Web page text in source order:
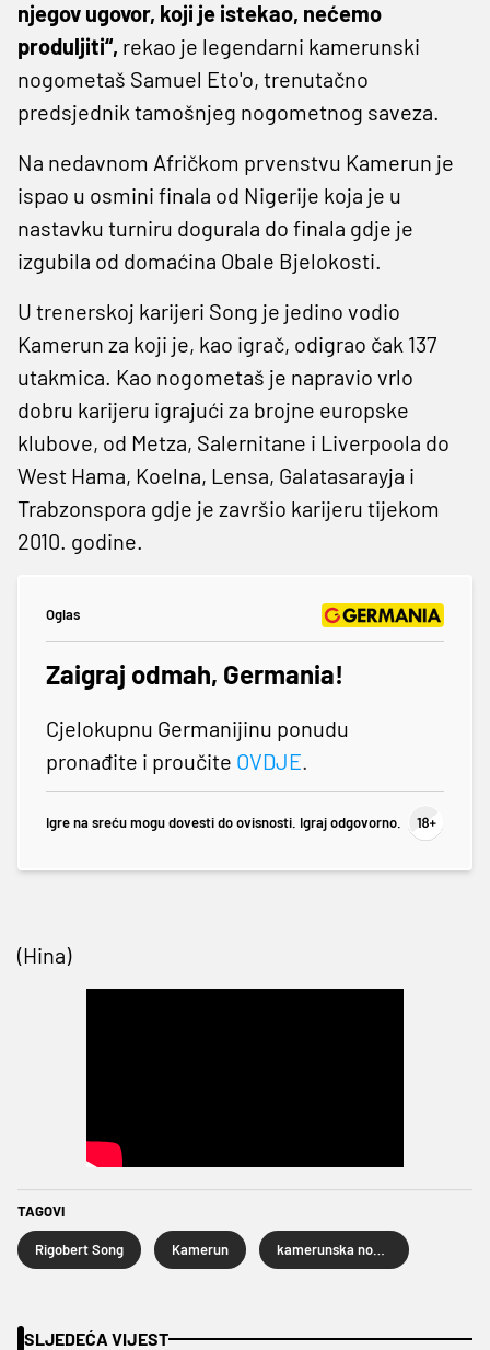
njegov ugovor, koji je istekao, nećemo
produljiti“, rekao je legendarni kamerunski
nogometaš Samuel Eto'o, trenutačno
predsjednik tamošnjeg nogometnog saveza.
Na nedavnom Afričkom prvenstvu Kamerun je
ispao u osmini finala od Nigerije koja je u
nastavku turniru dogurala do finala gdje je
izgubila od domaćina Obale Bjelokosti.
U trenerskoj karijeri Song je jedino vodio
Kamerun za koji je, kao igrač, odigrao čak 137
utakmica. Kao nogometaš je napravio vrlo
dobru karijeru igrajući za brojne europske
klubove, od Metza, Salernitane i Liverpoola do
West Hama, Koelna, Lensa, Galatasarayja i
Trabzonspora gdje je završio karijeru tijekom
2010. godine.
Oglas
Zaigraj odmah, Germania!
Cjelokupnu Germanijinu ponudu
pronađite i proučite OVDJE.
Igre na sreću mogu dovesti do ovisnosti. Igraj odgovorno.
(Hina)
TAGOVI
Rigobert Song Kamerun
SLJEDEĆA VIJEST